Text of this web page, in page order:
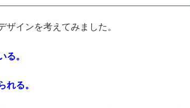
インを考えてみました。
る。
れる。